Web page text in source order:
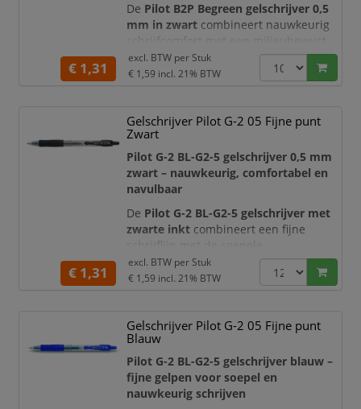
De Pilot B2P Begreen gelschrijver 0,5
mm in zwart combineert nauwkeurig
schrijfcomfort met een milieubewust
ontwerp. B2P staat voor “Bottle to
Pen”: de karakteristieke penhouder is
vloeiende zwarte gelinkt, fijne penpunt
en comfortabele grip is deze gelroller
ideaal voor dagelijks schrijfwerk o
€ 1,31
excl. BTW per Stuk
€ 1,59 incl. 21% BTW
Gelschrijver Pilot G-2 05 Fijne punt
Zwart
Pilot G-2 BL-G2-5 gelschrijver 0,5 mm
zwart – nauwkeurig, comfortabel en
navulbaar
De Pilot G-2 BL-G2-5 gelschrijver met
zwarte inkt combineert een fijne
schrijflijn met de soepele
schrijfprestaties van de bekende Pilot
G-2-serie. De zachte gelinkt vloeit
Dankzij de ergonomische rubberen
grip, intrekbare punt en navulbare
constructie is deze gelpen geschikt
voor dagel
€ 1,31
excl. BTW per Stuk
€ 1,59 incl. 21% BTW
Gelschrijver Pilot G-2 05 Fijne punt
Blauw
Pilot G-2 BL-G2-5 gelschrijver blauw –
fijne gelpen voor soepel en
nauwkeurig schrijven